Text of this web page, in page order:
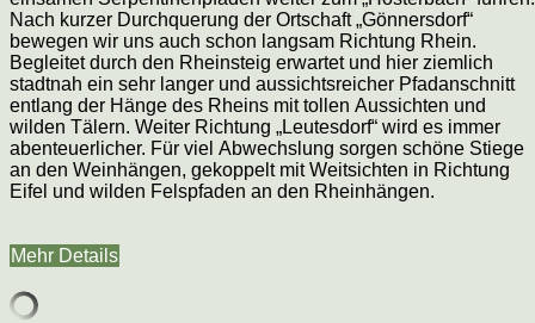
Nach kurzer Durchquerung der Ortschaft „Gönnersdorf“
bewegen wir uns auch schon langsam Richtung Rhein.
Begleitet durch den Rheinsteig erwartet und hier ziemlich
stadtnah ein sehr langer und aussichtsreicher Pfadanschnitt
entlang der Hänge des Rheins mit tollen Aussichten und
wilden Tälern. Weiter Richtung „Leutesdorf“ wird es immer
abenteuerlicher. Für viel Abwechslung sorgen schöne Stiege
an den Weinhängen, gekoppelt mit Weitsichten in Richtung
Eifel und wilden Felspfaden an den Rheinhängen.
Mehr Details